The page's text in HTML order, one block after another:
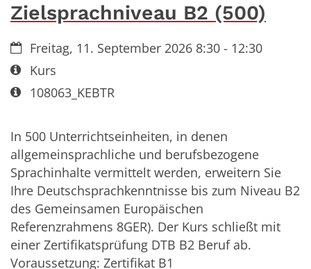
Zielsprachniveau B2 (500)
Datum:Freitag, 11. September 2026 8:30 - 12:30
Art bzw. Nummer:
Kurs
Art bzw. Nummer:
108063_KEBTR
In 500 Unterrichtseinheiten, in denen
allgemeinsprachliche und berufsbezogene
Sprachinhalte vermittelt werden, erweitern Sie
Ihre Deutschsprachkenntnisse bis zum Niveau B2
des Gemeinsamen Europäischen
Referenzrahmens 8GER). Der Kurs schließt mit
einer Zertifikatsprüfung DTB B2 Beruf ab.
Voraussetzung: Zertifikat B1